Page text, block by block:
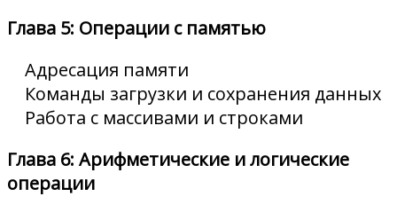
Глава 5: Операции с памятью
Адресация памяти
Команды загрузки и сохранения данных
Работа с массивами и строками
Глава 6: Арифметические и логические
операции